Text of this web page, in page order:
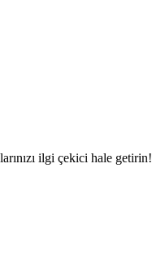
ilgi çekici hale getirin!